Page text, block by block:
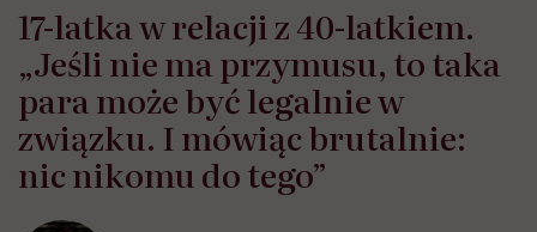
17-latka w relacji z 40-latkiem.
„Jeśli nie ma przymusu, to taka
para może być legalnie w
związku. I mówiąc brutalnie:
nic nikomu do tego”